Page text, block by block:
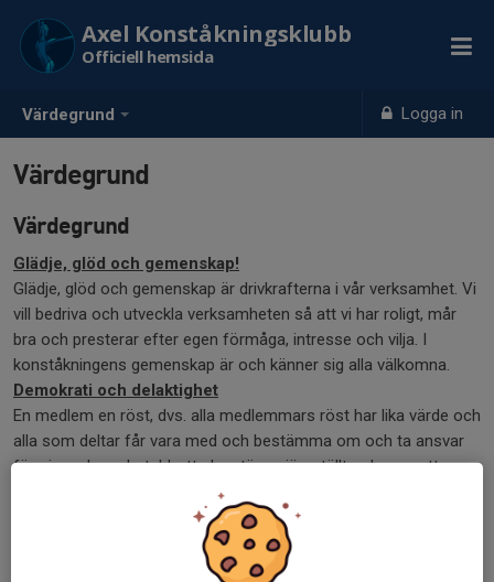
Värdegrund Logga in
Axel Konståkningsklubb
Officiell hemsida
Värdegrund
Värdegrund
Glädje, glöd och gemenskap!
Glädje, glöd och gemenskap är drivkrafterna i vår verksamhet. Vi
vill bedriva och utveckla verksamheten så att vi har roligt, mår
bra och presterar efter egen förmåga, intresse och vilja. I
konståkningens gemenskap är och känner sig alla välkomna.
Demokrati och delaktighet
En medlem en röst, dvs. alla medlemmars röst har lika värde och
alla som deltar får vara med och bestämma om och ta ansvar
för sin verksamhet. Idrott ska utövas jämställt och oavsett
Alla som vill ska kunna vara med utifrån sina förutsättningar,
oavsett nationalitet, etniskt ursprung, religion, ålder, kön, sexuell